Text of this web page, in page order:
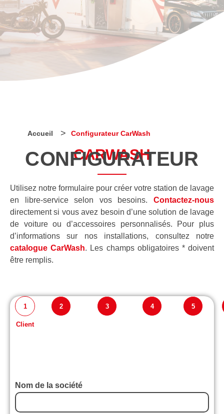
Accueil > Configurateur CarWash
CARWASH
CONFIGURATEUR
Utilisez notre formulaire pour créer votre station de lavage
en libre-service selon vos besoins. Contactez-nous
directement si vous avez besoin d’une solution de lavage
de voiture ou d’accessoires personnalisés. Pour plus
d’informations sur nos installations, consultez notre
catalogue CarWash. Les champs obligatoires * doivent
être remplis.
1
Client
2 3 4 5
Nom de la société